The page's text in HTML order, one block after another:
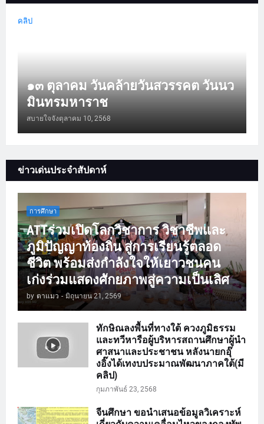
คลิป
๑๓ ตุลาคม วันคล้ายวันสวรรคต วันนว
มินทรมหาราช
สบายใจจังตุลาคม 10, 2568
ข่าวเด่นประจำสัปดาห์
การศึกษา
ATTร่วมเปิดโลกวิชาการ วิชาชีพและ
ภูมิปัญญาท้องถิ่น สู่การเรียนรู้ตลอด
ชีวิต พร้อมส่งกำลังใจให้เยาวชนคน
เก่งร่วมแสดงศักยภาพสู่ความเป็นเลิศ
by ตาแมว - มิถุนายน 21, 2569
ทักษิณลงพื้นที่ทางใต้ ควงภูมิธรรม
และทวีหารือผู้บริหารสถานศึกษาผู้นำ
ศาสนาและประชาชน หลังนายกอุ๊
งอิ๊งได้เทงบประมาณพัฒนาภาคใต้(มี
คลิป)
กุมภาพันธ์ 23, 2568
จีนศึกษา ขอนำเสนอข้อมูลวิเคราะห์